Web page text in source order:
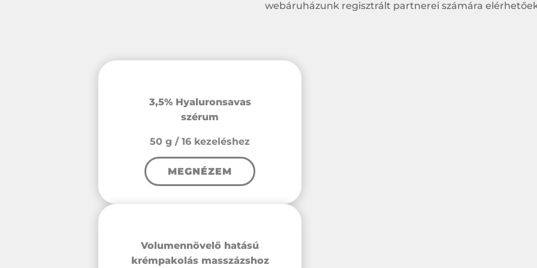
webáruházunk regisztrált partnerei számára
3,5% Hyaluronsavas
szérum
50 g / 16 kezeléshez
MEGNÉZEM
Volumennövelő hatású
krémpakolás masszázshoz